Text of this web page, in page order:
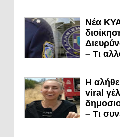
Νέα
– Τι
Η
viral
– Τι